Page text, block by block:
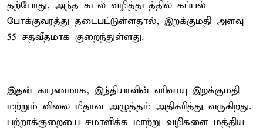
தற்போது, அந்த கடல் வழித்தடத்தில் கப்பல்
போக்குவரத்து தடைபட்டுள்ளதால், இறக்குமதி அளவு
55 சதவீதமாக குறைந்துள்ளது.
இதன் காரணமாக, இந்தியாவின் எரிவாயு இறக்குமதி
மற்றும் விலை மீதான அழுத்தம் அதிகரித்து வருகிறது.
பற்றாக்குறையை சமாளிக்க மாற்று வழிகளை மத்திய